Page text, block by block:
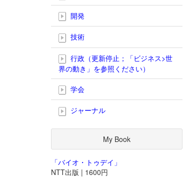
開発
技術
行政（更新停止；「ビジネス>世
界の動き」を参照ください）
学会
ジャーナル
My Book
「バイオ・トゥデイ」
NTT出版 | 1600円